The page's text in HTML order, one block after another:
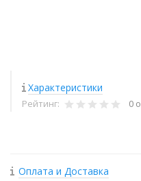
Характеристики
Рейтинг: 0
Оплата и Доставка